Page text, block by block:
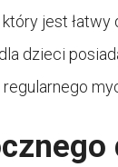
jest łatwy
dzieci